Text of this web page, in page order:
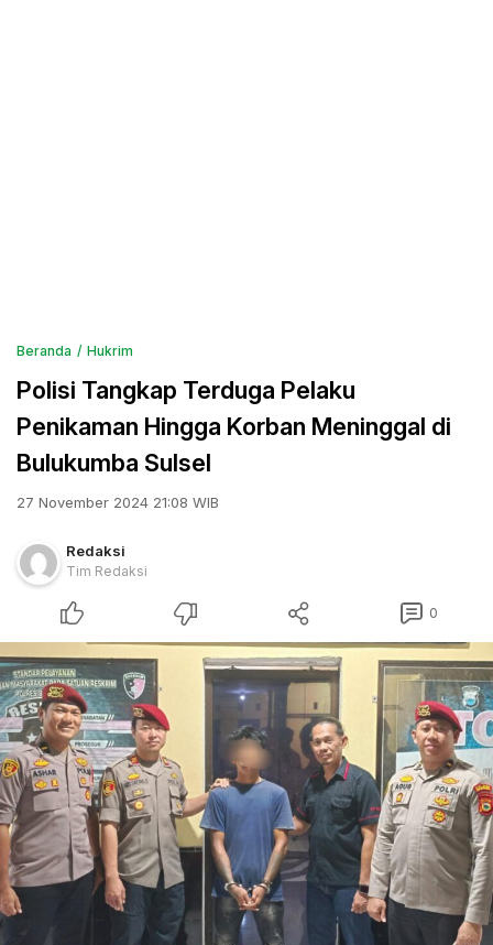
Beranda Hukrim
Polisi Tangkap Terduga Pelaku
Penikaman Hingga Korban Meninggal di
Bulukumba Sulsel
27 November 2024 21:08 WIB
Redaksi
Tim Redaksi
0